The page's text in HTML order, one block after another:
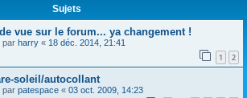
Sujets
vue sur le forum... ya changement !
par harry « 18 déc. 2014, 21:41
1 2
soleil/autocollant
par patespace « 03 oct. 2009, 14:23